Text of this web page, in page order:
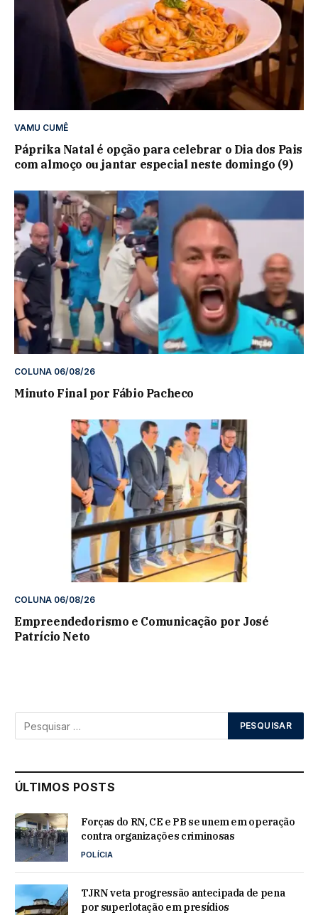
VAMU CUMÊ
Páprika Natal é opção para celebrar o Dia dos Pais
com almoço ou jantar especial neste domingo (9)
COLUNA 06/08/26
Minuto Final por Fábio Pacheco
COLUNA 06/08/26
Empreendedorismo e Comunicação por José
Patrício Neto
ÚLTIMOS POSTS
Forças do RN, CE e PB se unem em operação
contra organizações criminosas
POLÍCIA
TJRN veta progressão antecipada de pena
por superlotação em presídios